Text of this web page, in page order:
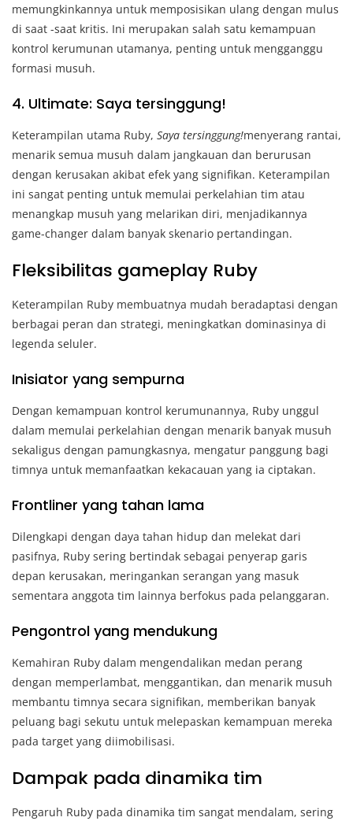
memungkinkannya untuk memposisikan ulang dengan mulus
di saat -saat kritis. Ini merupakan salah satu kemampuan
kontrol kerumunan utamanya, penting untuk mengganggu
formasi musuh.
4. Ultimate: Saya tersinggung!
Keterampilan utama Ruby, Saya tersinggung!menyerang rantai,
menarik semua musuh dalam jangkauan dan berurusan
dengan kerusakan akibat efek yang signifikan. Keterampilan
ini sangat penting untuk memulai perkelahian tim atau
menangkap musuh yang melarikan diri, menjadikannya
game-changer dalam banyak skenario pertandingan.
Fleksibilitas gameplay Ruby
Keterampilan Ruby membuatnya mudah beradaptasi dengan
berbagai peran dan strategi, meningkatkan dominasinya di
legenda seluler.
Inisiator yang sempurna
Dengan kemampuan kontrol kerumunannya, Ruby unggul
dalam memulai perkelahian dengan menarik banyak musuh
sekaligus dengan pamungkasnya, mengatur panggung bagi
timnya untuk memanfaatkan kekacauan yang ia ciptakan.
Frontliner yang tahan lama
Dilengkapi dengan daya tahan hidup dan melekat dari
pasifnya, Ruby sering bertindak sebagai penyerap garis
depan kerusakan, meringankan serangan yang masuk
sementara anggota tim lainnya berfokus pada pelanggaran.
Pengontrol yang mendukung
Kemahiran Ruby dalam mengendalikan medan perang
dengan memperlambat, menggantikan, dan menarik musuh
membantu timnya secara signifikan, memberikan banyak
peluang bagi sekutu untuk melepaskan kemampuan mereka
pada target yang diimobilisasi.
Dampak pada dinamika tim
Pengaruh Ruby pada dinamika tim sangat mendalam, sering